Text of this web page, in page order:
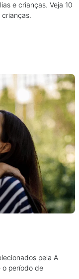
e crianças. Veja 10
pela A
o período de